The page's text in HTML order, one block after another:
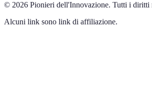
© 2026 Pionieri dell'Innovazione. Tutti i diritti
Alcuni link sono link di affiliazione.